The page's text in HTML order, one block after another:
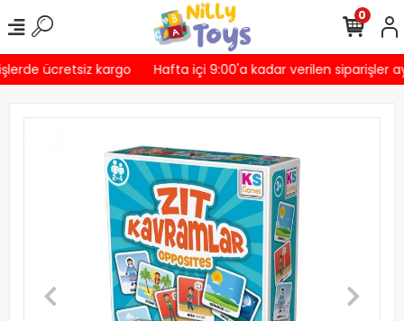
ücretsiz kargo Hafta içi 9:00'a kadar verilen siparişler
0